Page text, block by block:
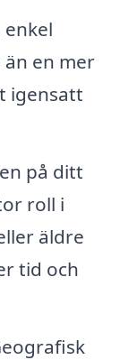
en mer
igensatt
på ditt
roll i
äldre
tid och